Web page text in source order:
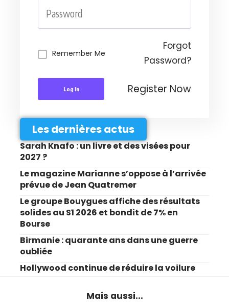
Remember Me
Forgot
Password?
Log In Register Now
Les dernières actus
Sarah Knafo : un livre et des visées pour
2027 ?
Le magazine Marianne s’oppose à l’arrivée
prévue de Jean Quatremer
Le groupe Bouygues affiche des résultats
solides au S1 2026 et bondit de 7% en
Bourse
Birmanie : quarante ans dans une guerre
oubliée
Hollywood continue de réduire la voilure
Mais aussi...